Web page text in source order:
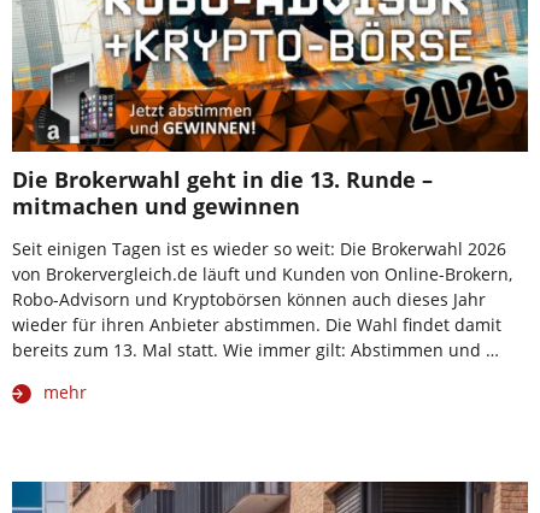
Die Brokerwahl geht in die 13. Runde –
mitmachen und gewinnen
Seit einigen Tagen ist es wieder so weit: Die Brokerwahl 2026
von Brokervergleich.de läuft und Kunden von Online-Brokern,
Robo-Advisorn und Kryptobörsen können auch dieses Jahr
wieder für ihren Anbieter abstimmen. Die Wahl findet damit
bereits zum 13. Mal statt. Wie immer gilt: Abstimmen und …
mehr